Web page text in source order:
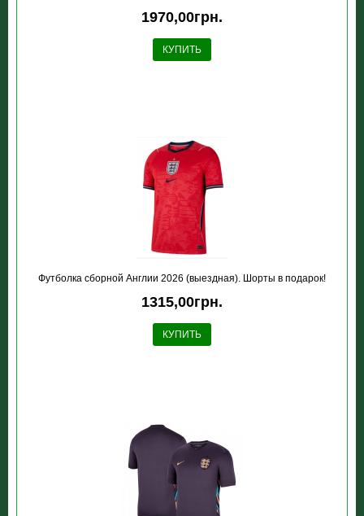
1970,00грн.
КУПИТЬ
Футболка сборной Англии 2026 (выездная). Шорты в подарок!
1315,00грн.
КУПИТЬ